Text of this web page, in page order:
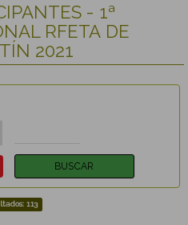
- 1ª
RFETA DE
2021
113